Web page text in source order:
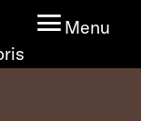
Menu